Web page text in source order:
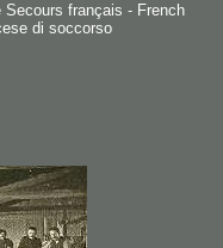
français - French
di soccorso